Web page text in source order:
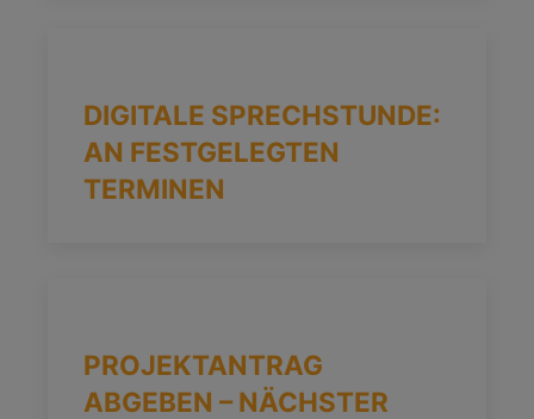
DIGITALE SPRECHSTUNDE:
AN FESTGELEGTEN
TERMINEN
PROJEKTANTRAG
ABGEBEN – NÄCHSTER